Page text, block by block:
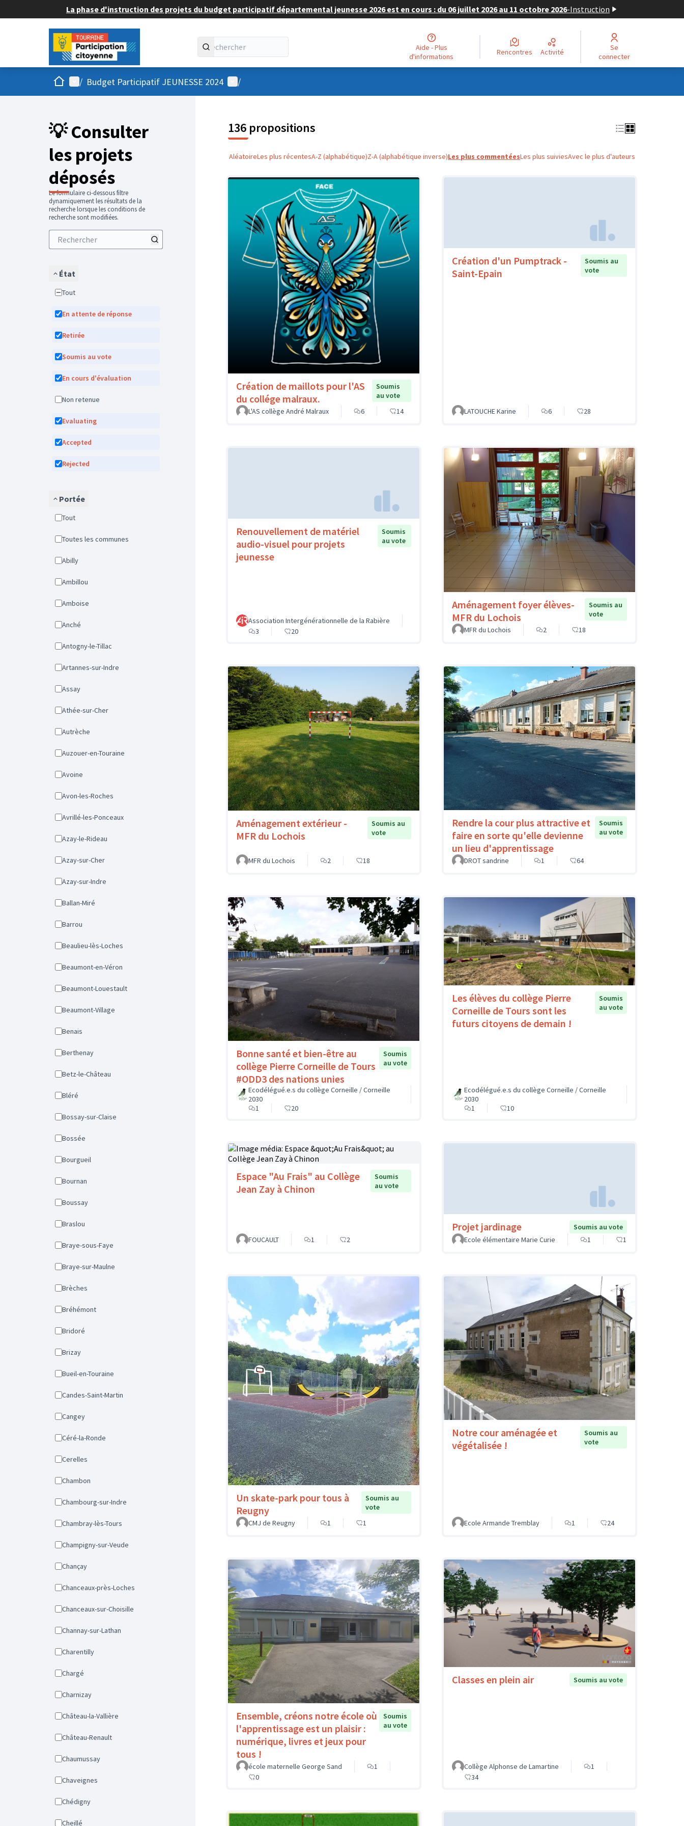
La phase d'instruction des projets du budget participatif départemental jeunesse 2026 est en cours : du 06 juillet 2026 au 11 octobre 2026-Instruction
Aide - Plus
d'informations
Rencontres Activité
Se
connecter
AccueilMenu principal
/ Budget Participatif JEUNESSE 2024 Menu utilisateur
/
💡 Consulter
les projets
déposés
Le formulaire ci-dessous filtre
dynamiquement les résultats de la
recherche lorsque les conditions de
recherche sont modifiées.
État
Tout
En attente de réponse
Retirée
Soumis au vote
En cours d'évaluation
Non retenue
Evaluating
Accepted
Rejected
Portée
Tout
Toutes les communes
Abilly
Ambillou
Amboise
Anché
Antogny-le-Tillac
Artannes-sur-Indre
Assay
Athée-sur-Cher
Autrèche
Auzouer-en-Touraine
Avoine
Avon-les-Roches
Avrillé-les-Ponceaux
Azay-le-Rideau
Azay-sur-Cher
Azay-sur-Indre
Ballan-Miré
Barrou
Beaulieu-lès-Loches
Beaumont-en-Véron
Beaumont-Louestault
Beaumont-Village
Benais
Berthenay
Betz-le-Château
Bléré
Bossay-sur-Claise
Bossée
Bourgueil
Bournan
Boussay
Braslou
Braye-sous-Faye
Braye-sur-Maulne
Brèches
Bréhémont
Bridoré
Brizay
Bueil-en-Touraine
Candes-Saint-Martin
Cangey
Céré-la-Ronde
Cerelles
Chambon
Chambourg-sur-Indre
Chambray-lès-Tours
Champigny-sur-Veude
Chançay
Chanceaux-près-Loches
Chanceaux-sur-Choisille
Channay-sur-Lathan
Charentilly
Chargé
Charnizay
Château-la-Vallière
Château-Renault
Chaumussay
Chaveignes
Chédigny
Cheillé
136 propositions
AléatoireLes plus récentesA-Z (alphabétique)Z-A (alphabétique inverse)Les plus commentéesLes plus suiviesAvec le plus d'auteurs
Création de maillots pour l'AS
du collége malraux.
Soumis
au vote
L'AS collège André Malraux
6 14
Création d'un Pumptrack -
Saint-Epain
Soumis au
vote
LATOUCHE Karine 6 28
Renouvellement de matériel
audio-visuel pour projets
jeunesse
Soumis
au vote
Association Intergénérationnelle de la Rabière
3
20
Aménagement foyer élèves-
MFR du Lochois
Soumis au
vote
MFR du Lochois
2 18
Aménagement extérieur -
MFR du Lochois
Soumis au
vote
MFR du Lochois 2 18
Rendre la cour plus attractive et
faire en sorte qu'elle devienne
un lieu d'apprentissage
Soumis
au vote
DROT sandrine 1 64
Bonne santé et bien-être au
collège Pierre Corneille de Tours
#ODD3 des nations unies
Soumis
au vote
Ecodélégué.e.s du collège Corneille / Corneille
2030
1
20
Les élèves du collège Pierre
Corneille de Tours sont les
futurs citoyens de demain !
Soumis
au vote
Ecodélégué.e.s du collège Corneille / Corneille
2030
1
10
Espace "Au Frais" au Collège
Jean Zay à Chinon
Soumis
au vote
FOUCAULT 1 2
Projet jardinage
Soumis au vote
Ecole élémentaire Marie Curie
1 1
Un skate-park pour tous à
Reugny
Soumis au
vote
CMJ de Reugny
1 1
Notre cour aménagée et
végétalisée !
Soumis au
vote
Ecole Armande Tremblay 1 24
Ensemble, créons notre école où
l'apprentissage est un plaisir :
numérique, livres et jeux pour
tous !
Soumis
au vote
école maternelle George Sand
1
0
Classes en plein air Soumis au vote
Collège Alphonse de Lamartine
1
34